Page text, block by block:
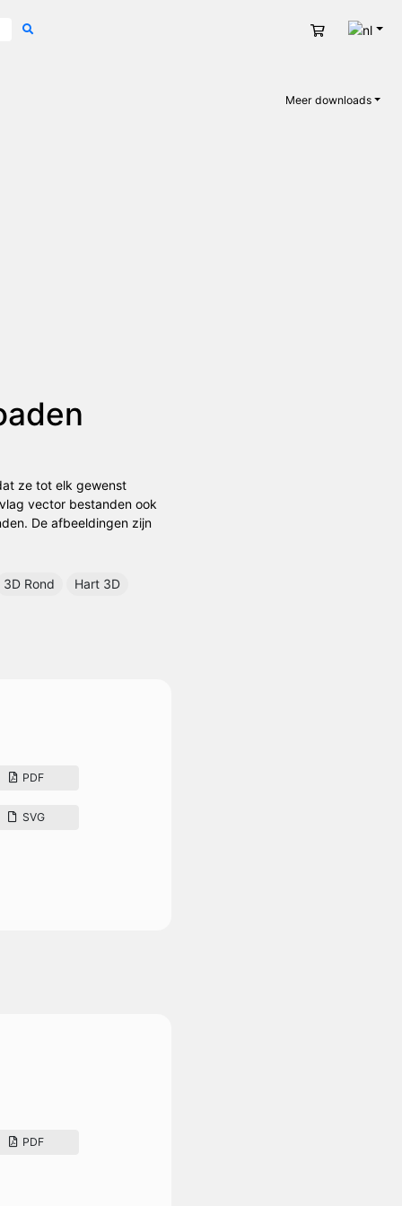
Winkelwagen
Meer downloads
ze tot elk gewenst
vector bestanden ook
De afbeeldingen zijn
3D Rond Hart 3D
PDF
SVG
PDF